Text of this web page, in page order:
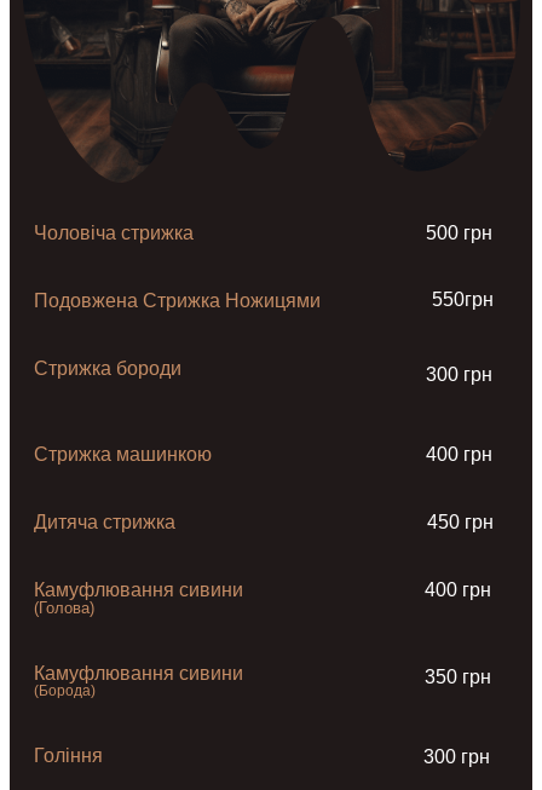
Чоловіча стрижка 500 грн
Подовжена Стрижка Ножицями 550грн
Стрижка бороди 300 грн
Стрижка машинкою 400 грн
Дитяча стрижка 450 грн
Камуфлювання сивини
(Голова)
400 грн
Камуфлювання сивини
(Борода)
350 грн
Гоління 300 грн